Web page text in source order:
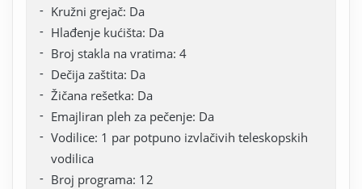
Kružni grejač: Da
Hlađenje kućišta: Da
Broj stakla na vratima: 4
Dečija zaštita: Da
Žičana rešetka: Da
Emajliran pleh za pečenje: Da
Vodilice: 1 par potpuno izvlačivih teleskopskih
vodilica
Broj programa: 12